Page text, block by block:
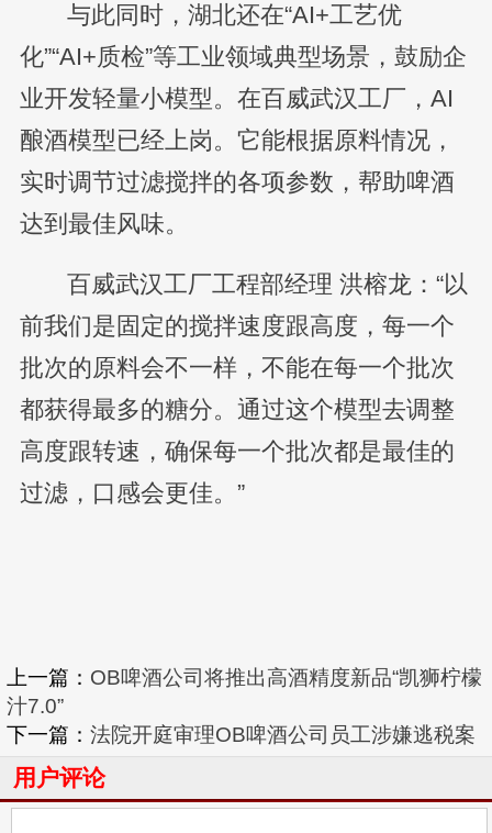
与此同时，湖北还在“AI+工艺优
化”“AI+质检”等工业领域典型场景，鼓励企
业开发轻量小模型。在百威武汉工厂，AI
酿酒模型已经上岗。它能根据原料情况，
实时调节过滤搅拌的各项参数，帮助啤酒
达到最佳风味。
百威武汉工厂工程部经理 洪榕龙：“以
前我们是固定的搅拌速度跟高度，每一个
批次的原料会不一样，不能在每一个批次
都获得最多的糖分。通过这个模型去调整
高度跟转速，确保每一个批次都是最佳的
过滤，口感会更佳。”
上一篇： OB啤酒公司将推出高酒精度新品“凯狮柠檬
汁7.0”
下一篇： 法院开庭审理OB啤酒公司员工涉嫌逃税案
用户评论